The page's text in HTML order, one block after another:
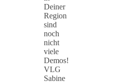
Deiner
Region
sind
noch
nicht
viele
Demos!
VLG
Sabine